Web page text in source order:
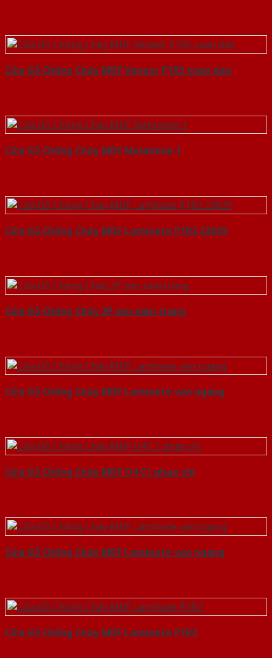
Cửa Gỗ Chống Cháy MDF Veneer P1R5 xoan dao
Cửa Gỗ Chống Cháy MDF Melamine 1
Cửa Gỗ Chống Cháy MDF Laminate P1R2 23029
Cửa Gỗ Chống Cháy 2P son xam trang
Cửa Gỗ Chống Cháy MDF Laminate van ngang
Cửa Gỗ Chống Cháy MDF O4 C1 phao chi
Cửa Gỗ Chống Cháy MDF Laminate van ngang
Cửa Gỗ Chống Cháy MDF Laminate P1R2